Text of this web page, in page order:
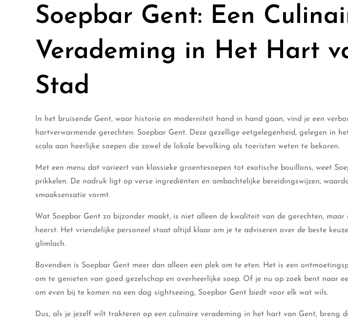
Soepbar Gent: Een
Verademing in Het Hart
Stad
In het bruisende Gent, waar historie en moderniteit hand in hand gaan, vind je een
hartverwarmende gerechten: Soepbar Gent. Deze gezellige eetgelegenheid, gelegen in
scala aan heerlijke soepen die zowel de lokale bevolking als toeristen weten te bekoren.
Met een menu dat varieert van klassieke groentesoepen tot exotische bouillons, weet
prikkelen. De nadruk ligt op verse ingrediënten en ambachtelijke bereidingswijzen,
smaaksensatie vormt.
Wat Soepbar Gent zo bijzonder maakt, is niet alleen de kwaliteit van de gerechten,
heerst. Het vriendelijke personeel staat altijd klaar om je te adviseren over de beste
glimlach.
Bovendien is Soepbar Gent meer dan alleen een plek om te eten. Het is een
om te genieten van goed gezelschap en overheerlijke soep. Of je nu op zoek bent naar
om even bij te komen na een dag sightseeing, Soepbar Gent biedt voor elk wat wils.
Dus, als je jezelf wilt trakteren op een culinaire verademing in het hart van Gent, breng